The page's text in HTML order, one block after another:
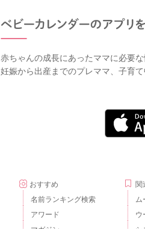
赤ちゃんの成長にあったママに必要な
妊娠から出産までのプレママ、子育
おすすめ
名前ランキング検索
アワード
関
ム
ウ